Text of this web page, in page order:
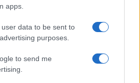
apps.
data to be sent to
purposes.
to send me
incendio a Monti d’à rena
meteo per il weekend a Olbia e in